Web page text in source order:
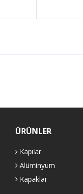
ÜRÜNLER
Kapılar
Alüminyum
Kapaklar